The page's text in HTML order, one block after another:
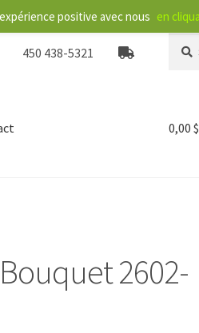
450 438-5321
for:
h
0,00$
2602-
positive avec nous en